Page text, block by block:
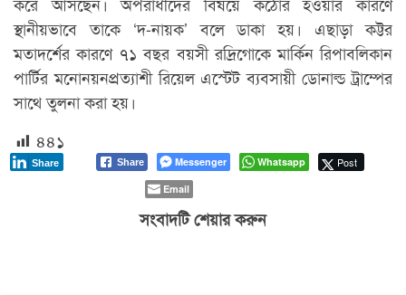
স্থানীয়ভাবে তাকে ‘দ-নায়ক’ বলে ডাকা হয়। এছাড়া কট্টর
মতাদর্শের কারণে ৭১ বছর বয়সী রদ্রিগোকে মার্কিন রিপাবলিকান
পার্টির মনোনয়নপ্রত্যাশী রিয়েল এস্টেট ব্যবসায়ী ডোনাল্ড ট্রাম্পের
সাথে তুলনা করা হয়।
৪৪১
Share Messenger Whatsapp Post
Share
Email
সংবাদটি শেয়ার করুন